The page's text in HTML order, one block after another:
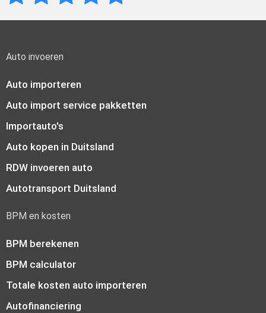
Auto invoeren
Auto importeren
Auto import service pakketten
Importauto's
Auto kopen in Duitsland
RDW invoeren auto
Autotransport Duitsland
BPM en kosten
BPM berekenen
BPM calculator
Totale kosten auto importeren
Autofinanciering